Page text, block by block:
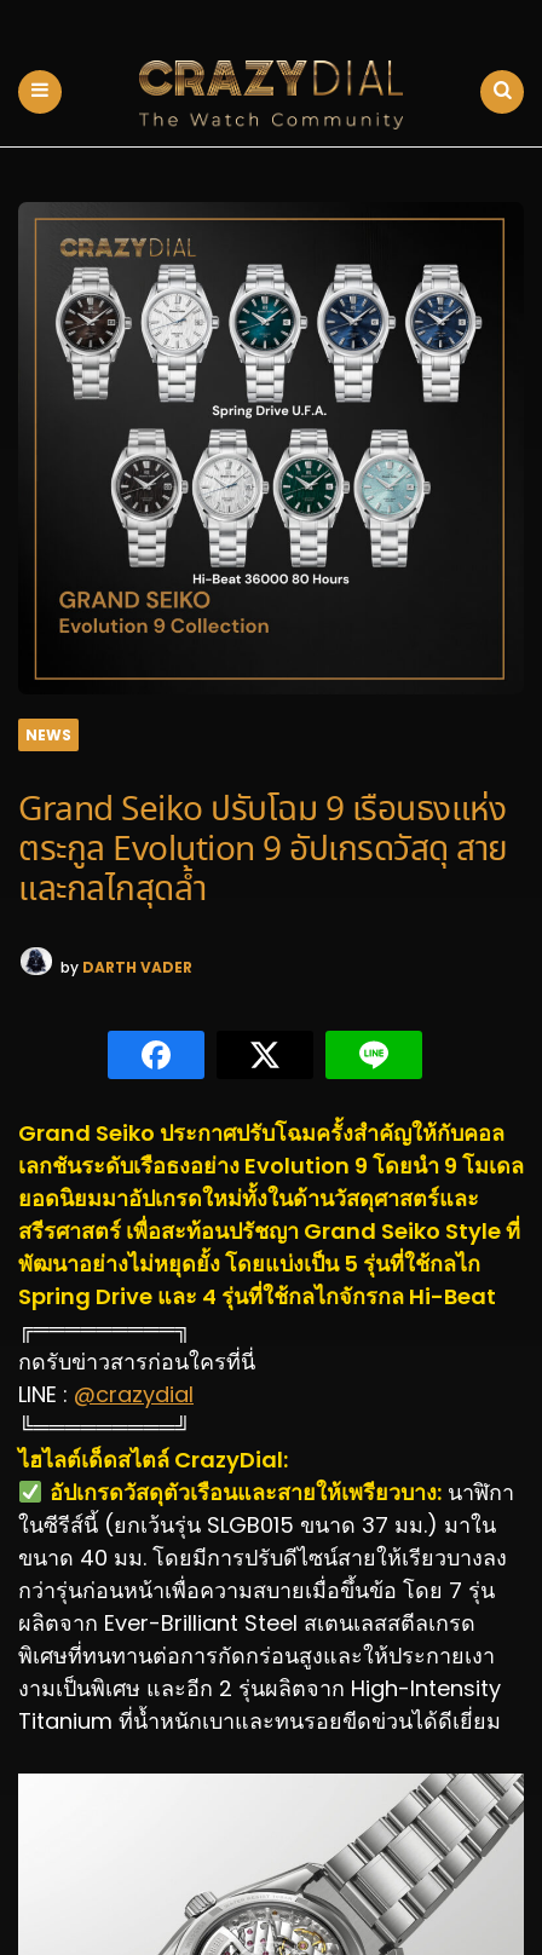
NEWS
Grand Seiko ปรับโฉม 9 เรือนธงแห่ง
ตระกูล Evolution 9 อัปเกรดวัสดุ สาย
และกลไกสุดล้ำ
by DARTH VADER
Grand Seiko ประกาศปรับโฉมครั้งสำคัญให้กับคอล
เลกชันระดับเรือธงอย่าง Evolution 9 โดยนำ 9 โมเดล
ยอดนิยมมาอัปเกรดใหม่ทั้งในด้านวัสดุศาสตร์และ
สรีรศาสตร์ เพื่อสะท้อนปรัชญา Grand Seiko Style ที่
พัฒนาอย่างไม่หยุดยั้ง โดยแบ่งเป็น 5 รุ่นที่ใช้กลไก
Spring Drive และ 4 รุ่นที่ใช้กลไกจักรกล Hi-Beat
╔═════════╗
กดรับข่าวสารก่อนใครที่นี่
LINE : @crazydial
╚═════════╝
ไฮไลต์เด็ดสไตล์ CrazyDial:
อัปเกรดวัสดุตัวเรือนและสายให้เพรียวบาง:นาฬิกา
ในซีรีส์นี้ (ยกเว้นรุ่น SLGB015 ขนาด 37 มม.) มาใน
ขนาด 40 มม. โดยมีการปรับดีไซน์สายให้เรียวบางลง
กว่ารุ่นก่อนหน้าเพื่อความสบายเมื่อขึ้นข้อ โดย 7 รุ่น
ผลิตจาก Ever-Brilliant Steel สเตนเลสสตีลเกรด
พิเศษที่ทนทานต่อการกัดกร่อนสูงและให้ประกายเงา
งามเป็นพิเศษ และอีก 2 รุ่นผลิตจาก High-Intensity
Titanium ที่น้ำหนักเบาและทนรอยขีดข่วนได้ดีเยี่ยม